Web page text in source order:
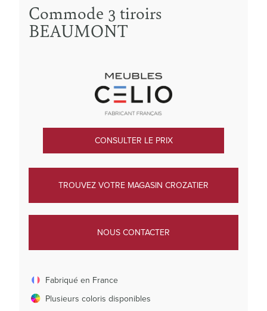
Commode 3 tiroirs
BEAUMONT
CONSULTER LE PRIX
TROUVEZ VOTRE MAGASIN CROZATIER
NOUS CONTACTER
Fabriqué en France
Plusieurs coloris disponibles